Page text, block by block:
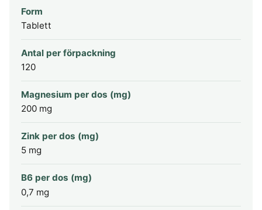
Form
Tablett
Antal per förpackning
120
Magnesium per dos (mg)
200 mg
Zink per dos (mg)
5 mg
B6 per dos (mg)
0,7 mg